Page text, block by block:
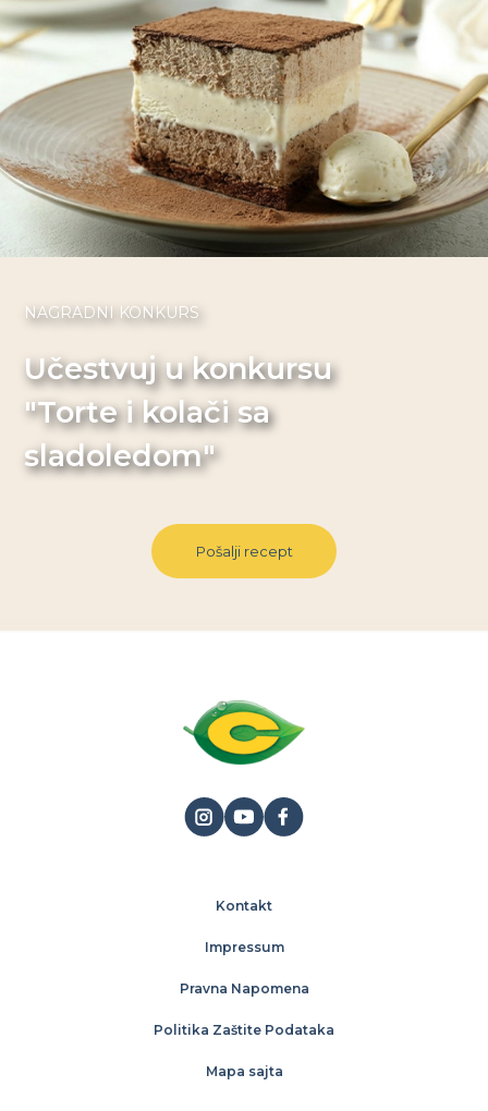
NAGRADNI KONKURS
Učestvuj u konkursu
"Torte i kolači sa
sladoledom"
Pošalji recept
Kontakt
Impressum
Pravna Napomena
Politika Zaštite Podataka
Mapa sajta